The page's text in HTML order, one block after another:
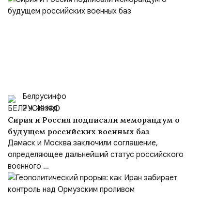
Белрусинфо
2 ч. назад
Сирия и Россия подписали меморандум о
будущем российских военных баз
Дамаск и Москва заключили соглашение,
определяющее дальнейший статус российского
военного ...